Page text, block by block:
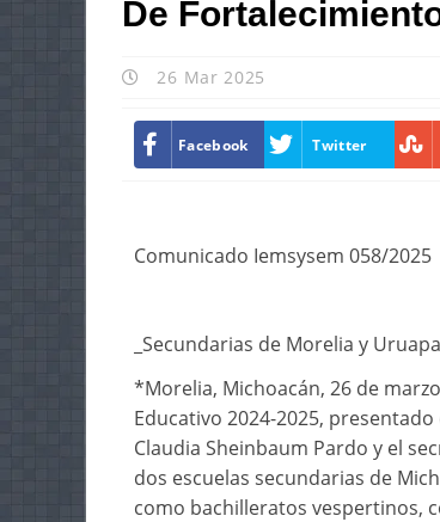
De
26 Mar 2025
Facebook Twitter
Comunicado Iemsysem 058/2025
_Secundarias de Morelia y
*Morelia, Michoacán, 26 de
Educativo 2024-2025,
Claudia Sheinbaum Pardo y el
dos escuelas secundarias de
como bachilleratos vespertinos,